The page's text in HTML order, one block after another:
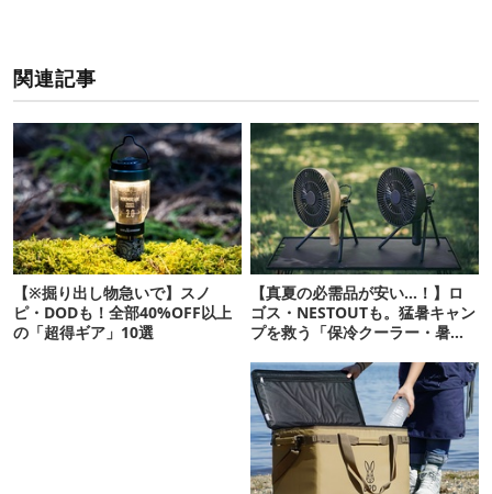
関連記事
【※掘り出し物急いで】スノ
ピ・DODも！全部40%OFF以上
の「超得ギア」10選
【真夏の必需品が安い…！】ロ
ゴス・NESTOUTも。猛暑キャン
プを救う「保冷クーラー・暑さ